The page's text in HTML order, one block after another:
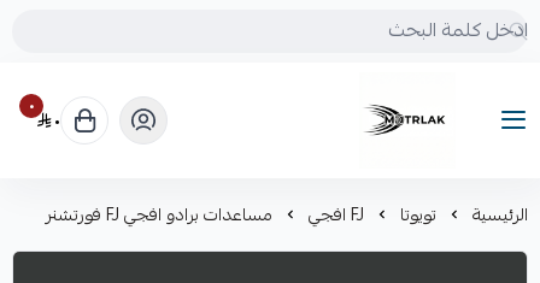
Motrlak
٠ ٠
الرئيسية تويوتا FJ افجي مساعدات برادو افجي FJ فورتشنر